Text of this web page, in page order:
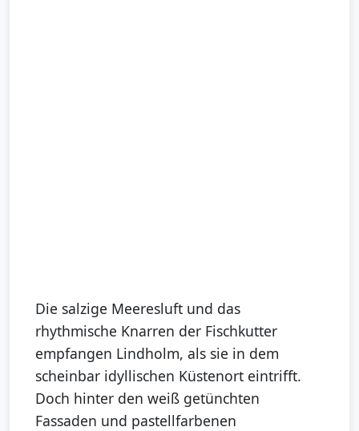
Die salzige Meeresluft und das
rhythmische Knarren der Fischkutter
empfangen Lindholm, als sie in dem
scheinbar idyllischen Küstenort eintrifft.
Doch hinter den weiß getünchten
Fassaden und pastellfarbenen